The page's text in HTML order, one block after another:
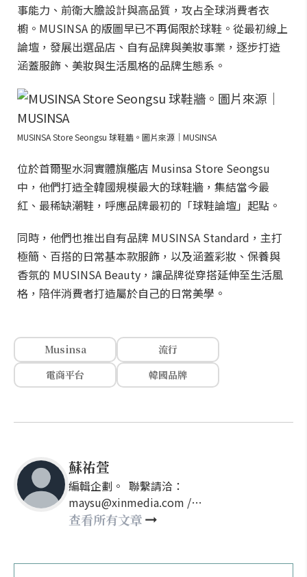
事能力、前衛大膽設計與高品質，攻占全球消費者衣
櫥。MUSINSA 的版圖早已不再侷限於球鞋。從最初線上
論壇，發展出選品店、自有品牌與美妝事業，逐步打造
涵蓋服飾、美妝與生活風格的品牌生態系。
MUSINSA Store Seongsu 球鞋牆。圖片來源｜MUSINSA
位於首爾聖水洞實體旗艦店 Musinsa Store Seongsu
中，他們打造全韓國規模最大的球鞋牆，集結當今最
紅、最稀缺潮鞋，呼應品牌最初的「球鞋論壇」起點。
同時，他們也推出自有品牌 MUSINSA Standard，主打
極簡、百搭的日常基本款服飾，以及涵蓋彩妝、保養與
香氛的 MUSINSA Beauty，讓品牌從穿搭延伸至生活風
格，陪伴消費者打造屬於自己的日常美學。
Musinsa
流行
電商平台
韓國品牌
蘇祐萱
編輯企劃。 聯繫請洽：
maysu@xinmedia.com /
may860527@gmail.com
查看所有文章